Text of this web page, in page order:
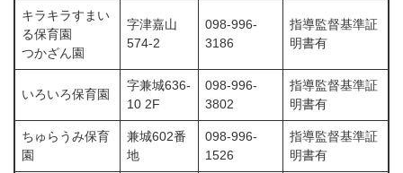
キラキラすまい
る保育園
つかざん園
字津嘉山
574-2
098-996-
3186
指導監督基準証
明書有
いろいろ保育園
字兼城636-
10 2F
098-996-
3802
指導監督基準証
明書有
ちゅらうみ保育
園
兼城602番
地
098-996-
1526
指導監督基準証
明書有